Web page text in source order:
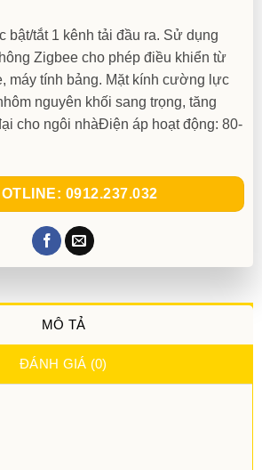
bật/tắt 1 kênh tải đầu ra. Sử dụng
Zigbee cho phép điều khiển từ
máy tính bảng. Mặt kính cường lực
nguyên khối sang trọng, tăng
cho ngôi nhàĐiện áp hoạt động: 80-
0912.237.032
MÔ TẢ
ĐÁNH GIÁ (0)